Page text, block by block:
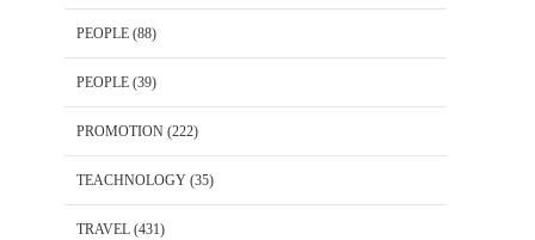
PEOPLE (88)
PEOPLE (39)
PROMOTION (222)
TEACHNOLOGY (35)
TRAVEL (431)